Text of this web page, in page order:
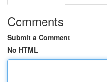
Comments
Submit a Comment
No HTML